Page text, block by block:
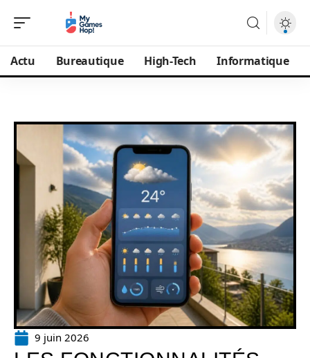
Actu Bureautique High-Tech Informatique
9 juin 2026